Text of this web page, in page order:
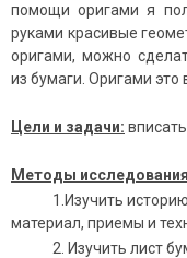
помощи оригами я
руками красивые
оригами, можно
из бумаги. Оригами это
Цели и задачи:
Методы
1.Изучить
материал, приемы и
2. Изучить лист